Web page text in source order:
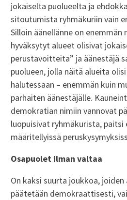
jokaiselta puolueelta ja
sitoutumista ryhmäkuriin vain
Silloin äänellänne on
hyväksytyt alueet olisivat
perustavoitteita” ja äänestäjä
puolueen, jolla näitä alueita
halutessaan – enemmän kuin
parhaiten äänestäjälle.
demokratian nimiin vannovat
luopuisivat ryhmäkurista, paitsi
määritellyissä
Osapuolet ilman valtaa
On kaksi suurta joukkoa,
päätetään demokraattisesti,